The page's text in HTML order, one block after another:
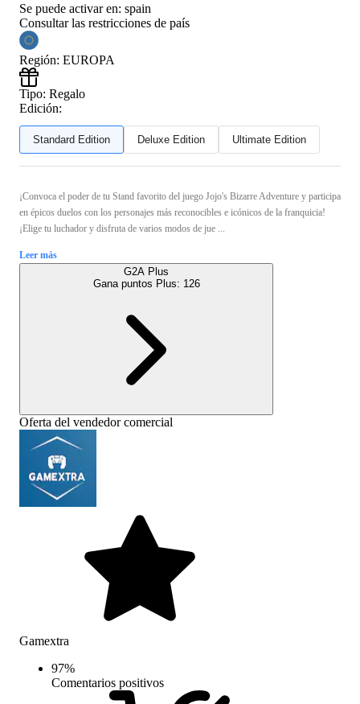
Se puede activar en: spain
Consultar las restricciones de país
Región: EUROPA
Tipo: Regalo
Edición:
Standard Edition Deluxe Edition Ultimate Edition
¡Convoca el poder de tu Stand favorito del juego Jojo's Bizarre Adventure y participa
en épicos duelos con los personajes más reconocibles e icónicos de la franquicia!
¡Elige tu luchador y disfruta de varios modos de jue ...
Leer más
G2A Plus
Gana puntos Plus: 126
Oferta del vendedor comercial
Gamextra
97%
Comentarios positivos